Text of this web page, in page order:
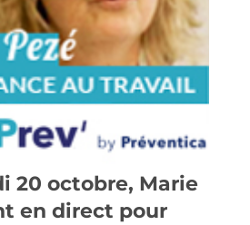
20 octobre, Marie
en direct pour